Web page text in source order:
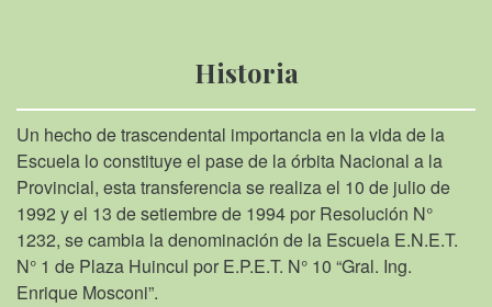
Historia
Un hecho de trascendental importancia en la vida de la
Escuela lo constituye el pase de la órbita Nacional a la
Provincial, esta transferencia se realiza el 10 de julio de
1992 y el 13 de setiembre de 1994 por Resolución N°
1232, se cambia la denominación de la Escuela E.N.E.T.
N° 1 de Plaza Huincul por E.P.E.T. N° 10 “Gral. Ing.
Enrique Mosconi”.